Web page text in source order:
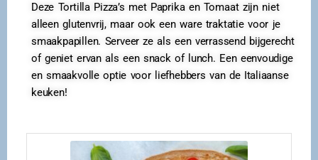
Deze Tortilla Pizza’s met Paprika en Tomaat zijn niet
alleen glutenvrij, maar ook een ware traktatie voor je
smaakpapillen. Serveer ze als een verrassend bijgerecht
of geniet ervan als een snack of lunch. Een eenvoudige
en smaakvolle optie voor liefhebbers van de Italiaanse
keuken!